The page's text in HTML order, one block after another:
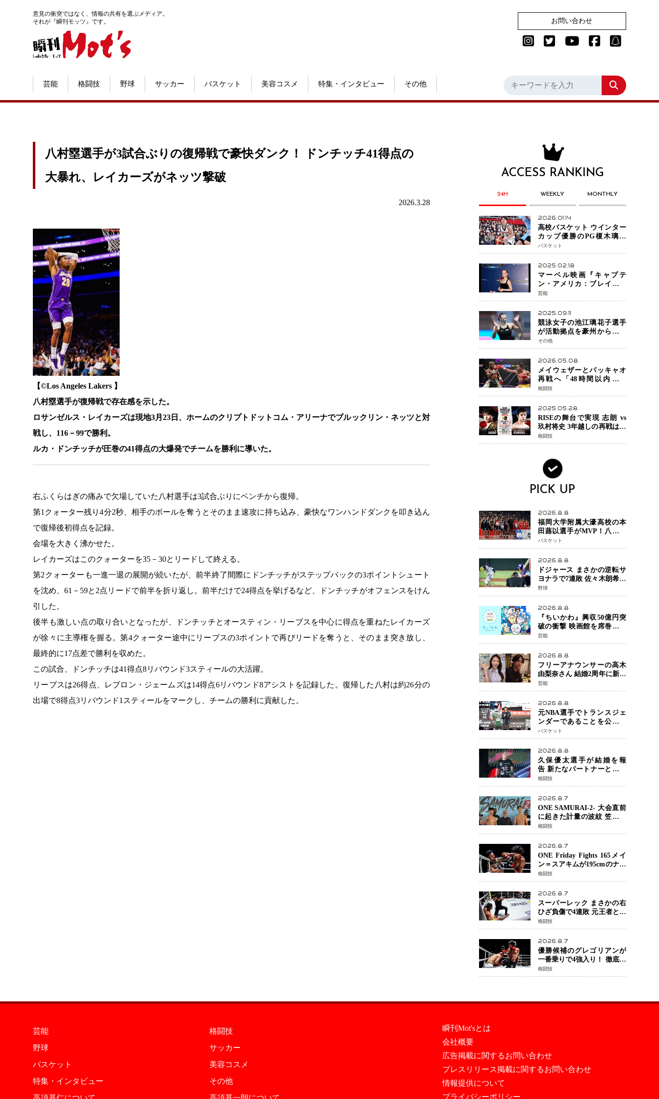
意見の衝突ではなく、情報の共有を選ぶメディア。
それが『瞬刊モッツ』です。
お問い合わせ
芸能 格闘技 野球 サッカー バスケット 美容コスメ 特集・インタビュー その他
八村塁選手が3試合ぶりの復帰戦で豪快ダンク！ ドンチッチ41得点の
大暴れ、レイカーズがネッツ撃破
2026.3.28
【©️Los Angeles Lakers 】
八村塁選手が復帰戦で存在感を示した。
ロサンゼルス・レイカーズは現地3月23日、ホームのクリプトドットコム・アリーナでブルックリン・ネッツと対
戦し、116－99で勝利。
ルカ・ドンチッチが圧巻の41得点の大爆発でチームを勝利に導いた。
右ふくらはぎの痛みで欠場していた八村選手は3試合ぶりにベンチから復帰。
第1クォーター残り4分2秒、相手のボールを奪うとそのまま速攻に持ち込み、豪快なワンハンドダンクを叩き込ん
で復帰後初得点を記録。
会場を大きく沸かせた。
レイカーズはこのクォーターを35－30とリードして終える。
第2クォーターも一進一退の展開が続いたが、前半終了間際にドンチッチがステップバックの3ポイントシュート
を沈め、61－59と2点リードで前半を折り返し。前半だけで24得点を挙げるなど、ドンチッチがオフェンスをけん
引した。
後半も激しい点の取り合いとなったが、ドンチッチとオースティン・リーブスを中心に得点を重ねたレイカーズ
が徐々に主導権を握る。第4クォーター途中にリーブスの3ポイントで再びリードを奪うと、そのまま突き放し、
最終的に17点差で勝利を収めた。
この試合、ドンチッチは41得点8リバウンド3スティールの大活躍。
リーブスは26得点、レブロン・ジェームズは14得点6リバウンド8アシストを記録した。復帰した八村は約26分の
出場で8得点3リバウンド1スティールをマークし、チームの勝利に貢献した。
ACCESS RANKING
24H WEEKLY MONTHLY
2026.01.14
高校バスケット ウインター
カップ優勝のPG榎木璃旺
（えのき・りお）がプロの
現場へ―。
バスケット
2025.02.18
マーベル映画『キャプテ
ン・アメリカ：ブレイブ・
ニュー・ワールド』 新ブラ
ック・ウィドウ役のシラ・
ハースとは！？
芸能
2025.09.11
競泳女子の池江璃花子選手
が活動拠点を豪州から日本
へ！ 豪州での挑戦を糧に、
28年ロサンゼルス五輪へ再
始動
その他
2026.05.08
メイウェザーとパッキャオ
再戦へ「48時間以内に決
着」公式戦かエキシビショ
ンか混迷続く
格闘技
2025.05.28
RISEの舞台で実現 志朗 vs
玖村将史 3年越しの再戦は世
界王座戦に！
格闘技
PICK UP
2026.8.8
福岡大学附属大濠高校の本
田蕗以選手がMVP！八村塁
主宰「BLACK SAMURAI
SUMMIT 2026」で存在感
NBAへの夢へ大きな一歩
「自信になった」
バスケット
2026.8.8
ドジャース まさかの逆転サ
ヨナラで7連敗 佐々木朗希投
手が6回2失点の力投も勝利
届かず、大谷翔平は好機で
悔しい併殺打
野球
2026.8.8
『ちいかわ』興収50億円突
破の衝撃 映画館を席巻する
「日本発コンテンツ」の強
さ スパイダーマン、モア
ナら世界級作品と並ぶ存在
感
芸能
2026.8.8
フリーアナウンサーの高木
由梨奈さん 結婚2周年に新た
な家族を迎える喜びを報
告 夫・岸田タツヤさんと
連名「夫婦ともに幸せに感
じています」
芸能
2026.8.8
元NBA選手でトランスジェ
ンダーであることを公にし
ているエネス・カンターが
WNBAドラフト参戦を表明
「参加資格を満たしてい
る」異例の挑戦、その背景
に女子スポーツを巡る議論
バスケット
2026.8.8
久保優太選手が結婚を報
告 新たなパートナーと歩む
「集大成の一年」競技生活
を支える存在に感謝
格闘技
2026.8.7
ONE SAMURAI-2- 大会直前
に起きた計量の波紋 笠原弘
希ら注目ファイターは契約
体重で決戦へ、山本歩夢と
平山諒選手戦は中止に
格闘技
2026.8.7
ONE Friday Fights 165メイ
ン＝スアキムが195cmのナビ
ル・アナンからダウン奪
取！猛反撃を耐え抜き判定
勝利、8連勝を達成
格闘技
2026.8.7
スーパーレック まさかの右
ひざ負傷で4連敗 元王者とし
て異例の苦境…「アクシデ
ント」でも消えない危険信
号
格闘技
2026.8.7
優勝候補のグレゴリアンが
一番乗りで4強入り！ 徹底し
たローキックでウスビャン
を攻略、判定勝利
格闘技
芸能
格闘技
野球
サッカー
バスケット
美容コスメ
特集・インタビュー
その他
瞬刊Mot'sとは
会社概要
広告掲載に関するお問い合わせ
プレスリリース掲載に関するお問い合わせ
情報提供について
プライバシーポリシー